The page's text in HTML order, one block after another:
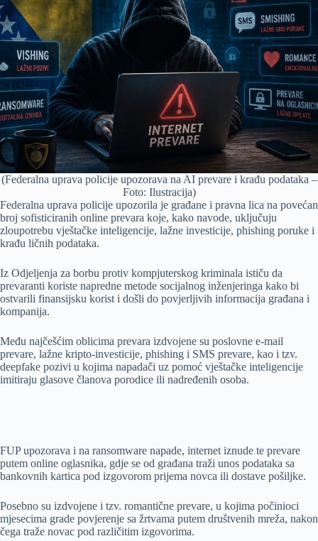
(Federalna uprava policije upozorava na AI prevare i krađu podataka –
Foto: Ilustracija)
Federalna uprava policije upozorila je građane i pravna lica na povećan
broj sofisticiranih online prevara koje, kako navode, uključuju
zloupotrebu vještačke inteligencije, lažne investicije, phishing poruke i
krađu ličnih podataka.
Iz Odjeljenja za borbu protiv kompjuterskog kriminala ističu da
prevaranti koriste napredne metode socijalnog inženjeringa kako bi
ostvarili finansijsku korist i došli do povjerljivih informacija građana i
kompanija.
Među najčešćim oblicima prevara izdvojene su poslovne e-mail
prevare, lažne kripto-investicije, phishing i SMS prevare, kao i tzv.
deepfake pozivi u kojima napadači uz pomoć vještačke inteligencije
imitiraju glasove članova porodice ili nadređenih osoba.
FUP upozorava i na ransomware napade, internet iznude te prevare
putem online oglasnika, gdje se od građana traži unos podataka sa
bankovnih kartica pod izgovorom prijema novca ili dostave pošiljke.
Posebno su izdvojene i tzv. romantične prevare, u kojima počinioci
mjesecima grade povjerenje sa žrtvama putem društvenih mreža, nakon
čega traže novac pod različitim izgovorima.